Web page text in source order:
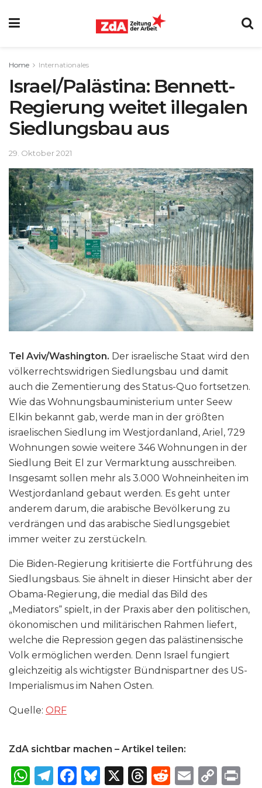
Home Internationales
Israel/Palästina: Bennett-
Regierung weitet illegalen
Siedlungsbau aus
29. Oktober 2021
Tel Aviv/Washington. Der israelische Staat wird den
völkerrechtswidrigen Siedlungsbau und damit
auch die Zementierung des Status-Quo fortsetzen.
Wie das Wohnungsbauministerium unter Seew
Elkin bekannt gab, werde man in der größten
israelischen Siedlung im Westjordanland, Ariel, 729
Wohnungen sowie weitere 346 Wohnungen in der
Siedlung Beit El zur Vermarktung ausschreiben.
Insgesamt sollen mehr als 3.000 Wohneinheiten im
Westjordanland gebaut werden. Es geht unter
anderem darum, die arabische Bevölkerung zu
verdrängen und das arabische Siedlungsgebiet
immer weiter zu zerstückeln.
Die Biden-Regierung kritisierte die Fortführung des
Siedlungsbaus. Sie ähnelt in dieser Hinsicht aber der
Obama-Regierung, die medial das Bild des
„Mediators“ spielt, in der Praxis aber den politischen,
ökonomischen und militärischen Rahmen liefert,
welche die Repression gegen das palästinensische
Volk ermöglichen werden. Denn Israel fungiert
gleichzeitig als wichtigster Bündnispartner des US-
Imperialismus im Nahen Osten.
Quelle: ORF
ZdA sichtbar machen – Artikel teilen:
W T
F
B X
T
R
E
C